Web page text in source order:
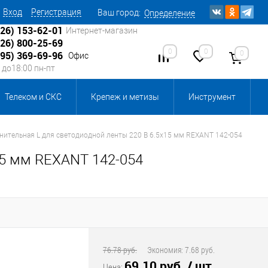
Вход Регистрация Ваш город: Определение
153-62-01 Интернет-магазин
800-25-69
369-69-96 Офис
до18:00 пн-пт
0 0 0
Телеком и СКС Крепеж и метизы Инструмент
Источники питания Кабеленесущие системы
L для светодиодной ленты 220 В 6.5х15 мм REXANT 142-054
мм REXANT 142-054
76.78 руб. Экономия: 7.68 руб.